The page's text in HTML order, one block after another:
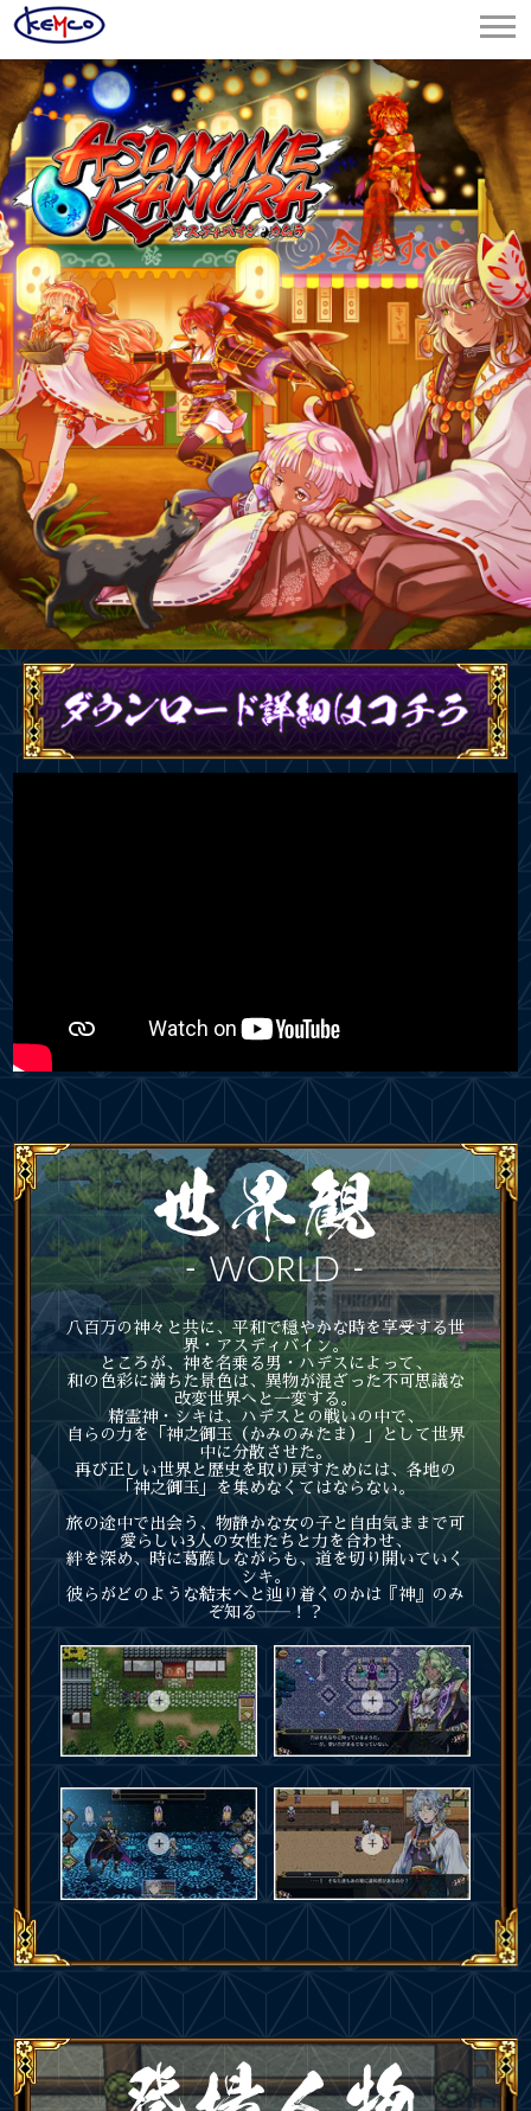
八百万の神々と共に、平和で穏やかな時を享受する世
界・アスディバイン。
ところが、神を名乗る男・ハデスによって、
和の色彩に満ちた景色は、異物が混ざった不可思議な
改変世界へと一変する。
精霊神・シキは、ハデスとの戦いの中で、
自らの力を「神之御玉（かみのみたま）」として世界
中に分散させた。
再び正しい世界と歴史を取り戻すためには、各地の
「神之御玉」を集めなくてはならない。
旅の途中で出会う、物静かな女の子と自由気ままで可
愛らしい3人の女性たちと力を合わせ、
絆を深め、時に葛藤しながらも、道を切り開いていく
シキ。
彼らがどのような結末へと辿り着くのかは『神』のみ
ぞ知る――！？